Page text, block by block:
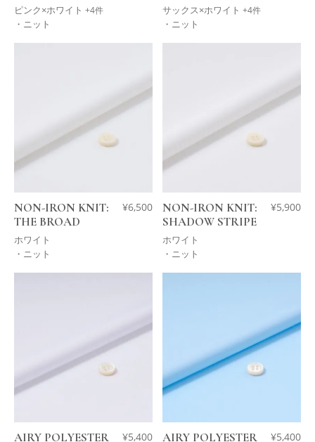
ピンク×ホワイト +4件
・ニット
サックス×ホワイト +4件
・ニット
NON-IRON KNIT:
THE BROAD
ホワイト
¥6,500
・ニット
NON-IRON KNIT:
SHADOW STRIPE
ホワイト
¥5,900
・ニット
AIRY POLYESTER ¥5,400 AIRY POLYESTER ¥5,400